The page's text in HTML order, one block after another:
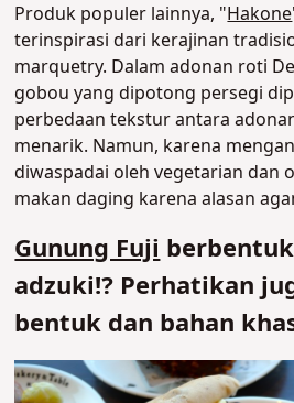
Produk populer lainnya, "Hakone
terinspirasi dari kerajinan
marquetry. Dalam adonan roti
gobou yang dipotong persegi
perbedaan tekstur antara
menarik. Namun, karena
diwaspadai oleh vegetarian dan
makan daging karena alasan
Gunung Fuji
adzuki⁉ Perhatikan
bentuk dan bahan